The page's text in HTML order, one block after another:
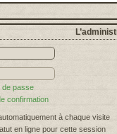
de passe
confirmation
à chaque visite
en ligne pour cette session